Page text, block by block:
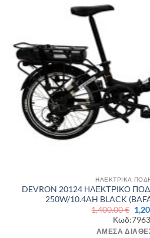
ΗΛΕΚΤΡΙΚΑ
DEVRON 20124 ΗΛΕΚΤΡΙΚΟ
250W/10.4AH BLACK
1,400.00€
price
was:
Κωδ:7963
ΆΜΕΣΑ